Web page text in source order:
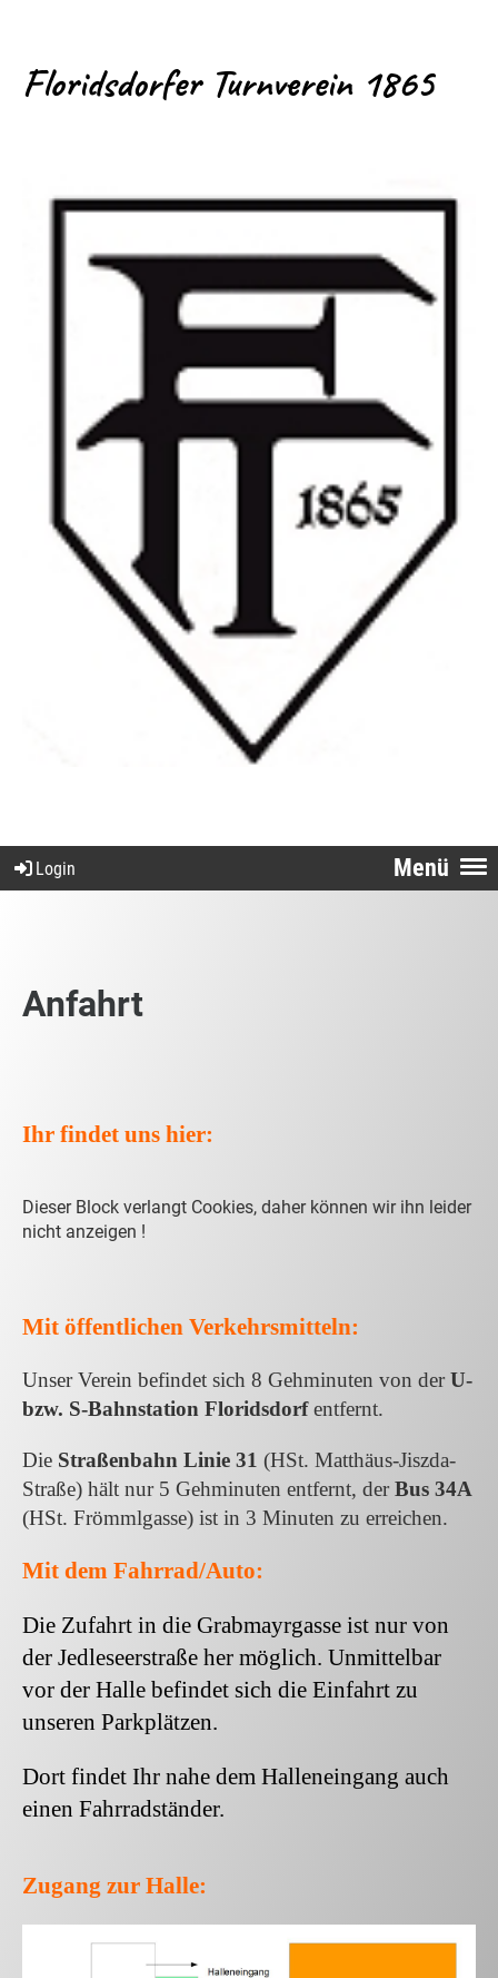
Floridsdorfer Turnverein 1865
Menü
Login
Anfahrt
Ihr findet uns hier:
Dieser Block verlangt Cookies, daher können wir ihn leider
nicht anzeigen !
Mit öffentlichen Verkehrsmitteln:
Unser Verein befindet sich 8 Gehminuten von derU-
bzw. S-Bahnstation Floridsdorfentfernt.
Die Straßenbahn Linie 31 (HSt. Matthäus-Jiszda-
Straße) hält nur 5 Gehminuten entfernt, derBus 34A
(HSt. Frömmlgasse) ist in 3 Minuten zu erreichen.
Mit dem Fahrrad/Auto:
Die Zufahrt in die Grabmayrgasse ist nur von
der Jedleseerstraße her möglich. Unmittelbar
vor der Halle befindet sich die Einfahrt zu
unseren Parkplätzen.
Dort findet Ihr nahe dem Halleneingang auch
einen Fahrradständer.
Zugang zur Halle: